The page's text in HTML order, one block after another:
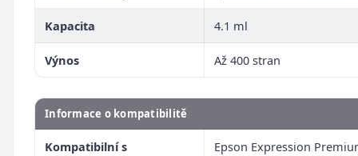
Kapacita 4.1 ml
Výnos Až 400 stran
Informace o kompatibilitě
Kompatibilní s
Epson Expression